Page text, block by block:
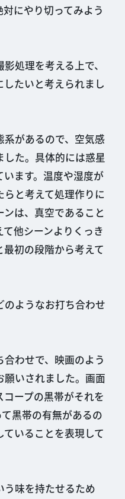
にやり切ってみよう
処理を考える上で、
たいと考えられまし
があるので、空気感
た。具体的には惑星
ます。温度や湿度が
と考えて処理作りに
は、真空であること
他シーンよりくっき
初の段階から考えて
ようなお打ち合わせ
わせで、映画のよう
いされました。画面
ープの黒帯がそれを
黒帯の有無があるの
いることを表現して
う味を持たせるため